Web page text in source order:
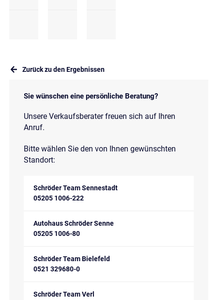
Zurück zu den Ergebnissen
Sie wünschen eine persönliche Beratung?
Unsere Verkaufsberater freuen sich auf Ihren
Anruf.
Bitte wählen Sie den von Ihnen gewünschten
Standort:
Schröder Team Sennestadt
05205 1006-222
Autohaus Schröder Senne
05205 1006-80
Schröder Team Bielefeld
0521 329680-0
Schröder Team Verl